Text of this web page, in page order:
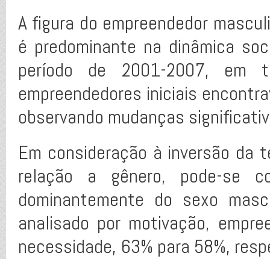
A figura do empreendedor
é predominante na dinâmica
período de 2001-2007, em
empreendedores iniciais
observando mudanças
Em consideração à inversão da
relação a gênero, pode-se
dominantemente do sexo
analisado por motivação,
necessidade, 63% para 58%,